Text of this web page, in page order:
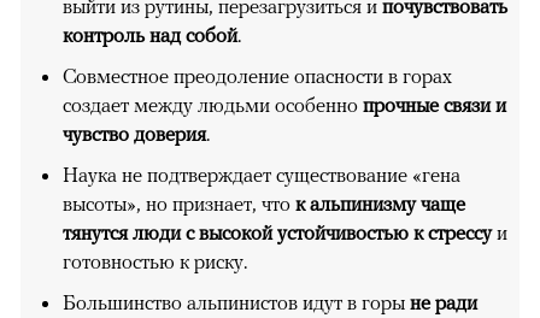
выйти из рутины, перезагрузиться и почувствовать
контроль над собой.
Совместное преодоление опасности в горах
создает между людьми особенно прочные связи и
чувство доверия.
Наука не подтверждает существование «гена
высоты», но признает, что к альпинизму чаще
тянутся люди с высокой устойчивостью к стрессуи
готовностью к риску.
Большинство альпинистов идут в горы не ради